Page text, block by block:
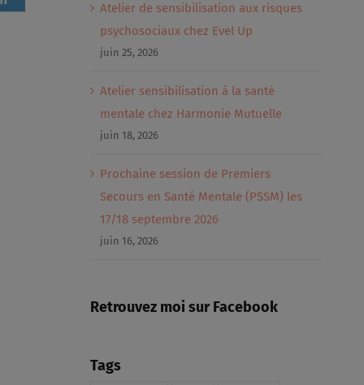
Atelier de sensibilisation aux risques
psychosociaux chez Evel Up
juin 25, 2026
Atelier sensibilisation à la santé
mentale chez Harmonie Mutuelle
juin 18, 2026
Prochaine session de Premiers
Secours en Santé Mentale (PSSM) les
17/18 septembre 2026
juin 16, 2026
Retrouvez moi sur Facebook
Tags